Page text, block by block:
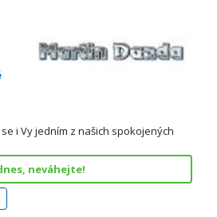
i Vy jedním z našich spokojených
neváhejte!